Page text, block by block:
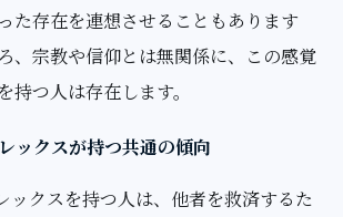
た存在を連想させることもあります
、宗教や信仰とは無関係に、この感覚
持つ人は存在します。
ックスが持つ共通の傾向
ックスを持つ人は、他者を救済するた